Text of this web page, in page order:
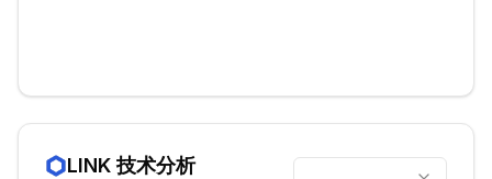
LINK技术分析